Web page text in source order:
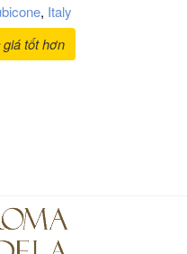
, Italy
tốt hơn